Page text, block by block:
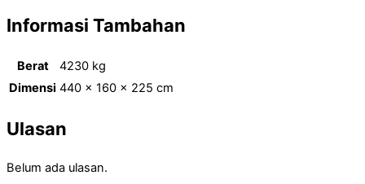
Informasi Tambahan
Berat
4230 kg
Dimensi 440 × 160 × 225 cm
Ulasan
Belum ada ulasan.